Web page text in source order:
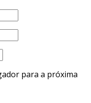
para a próxima